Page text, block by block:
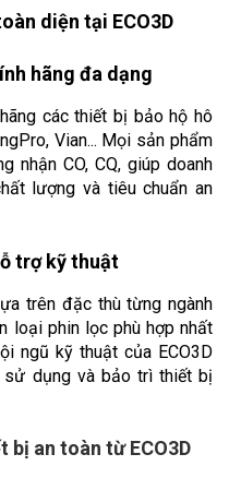
diện tại ECO3D
hãng đa dạng
các thiết bị bảo hộ hô
Vian... Mọi sản phẩm
nhận CO, CQ, giúp doanh
lượng và tiêu chuẩn an
trợ kỹ thuật
trên đặc thù từng ngành
loại phin lọc phù hợp nhất
ngũ kỹ thuật của ECO3D
sử dụng và bảo trì thiết bị
bị an toàn từ ECO3D